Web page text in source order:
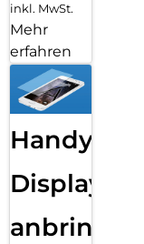
inkl. MwSt.
Mehr
erfahren
Handy
Displayfolie
anbringen